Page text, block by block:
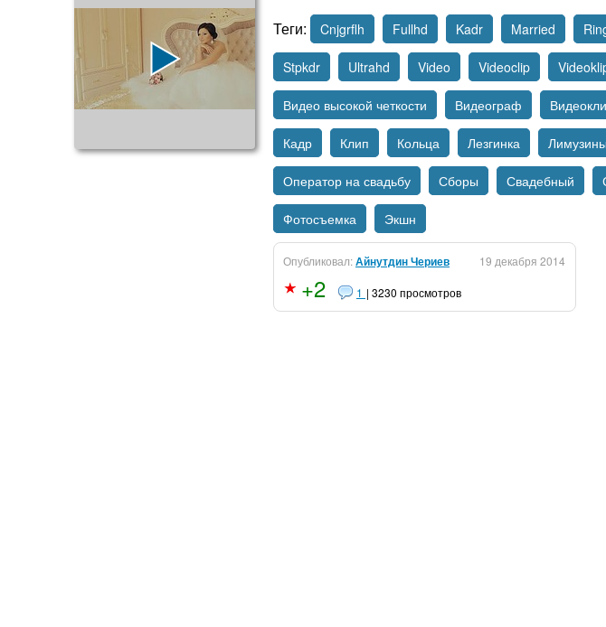
Теги: Cnjgrflh Fullhd Kadr Married
Stpkdr Ultrahd Video Videoclip
Видео высокой четкости Видеограф
Кадр Клип Кольца Лезгинка Лимузины
Оператор на свадьбу Сборы Свадебный
Фотосъемка Экшн
Опубликовал:Айнутдин Чериев 19 декабря 2014
+2 1 | 3230 просмотров